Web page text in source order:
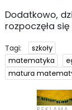
Dodatkowo,
rozpoczęła
Tagi:
szkoły
matematyka
matura